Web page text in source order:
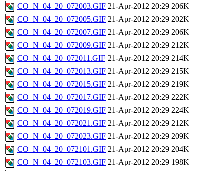
CO_N_04_20_072003.GIF 21-Apr-2012 20:29 206K
CO_N_04_20_072005.GIF 21-Apr-2012 20:29 202K
CO_N_04_20_072007.GIF 21-Apr-2012 20:29 206K
CO_N_04_20_072009.GIF 21-Apr-2012 20:29 212K
CO_N_04_20_072011.GIF 21-Apr-2012 20:29 214K
CO_N_04_20_072013.GIF 21-Apr-2012 20:29 215K
CO_N_04_20_072015.GIF 21-Apr-2012 20:29 219K
CO_N_04_20_072017.GIF 21-Apr-2012 20:29 222K
CO_N_04_20_072019.GIF 21-Apr-2012 20:29 224K
CO_N_04_20_072021.GIF 21-Apr-2012 20:29 212K
CO_N_04_20_072023.GIF 21-Apr-2012 20:29 209K
CO_N_04_20_072101.GIF 21-Apr-2012 20:29 204K
CO_N_04_20_072103.GIF 21-Apr-2012 20:29 198K